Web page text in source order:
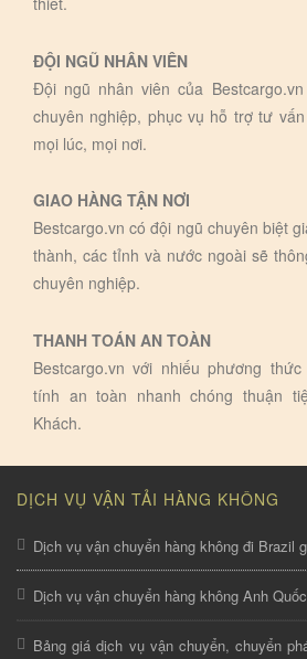
ĐỘI NGŨ NHÂN VIÊN
Đội ngũ nhân viên của
chuyên nghiệp, phục vụ hỗ trợ tư
mọi lúc, mọi nơi.
GIAO HÀNG TẬN NƠI
Bestcargo.vn có đội ngũ chuyên biệt
thành, các tỉnh và nước ngoài sẽ
chuyên nghiệp.
THANH TOÁN AN TOÀN
Bestcargo.vn với nhiếu phương
tính an toàn nhanh chóng thuận
Khách.
DỊCH VỤ VẬN TẢI HÀNG KHÔNG
Dịch vụ vận chuyển hàng không đi Brazil
Dịch vụ vận chuyển hàng không Anh
Bảng giá dịch vụ vận chuyển, chuyển